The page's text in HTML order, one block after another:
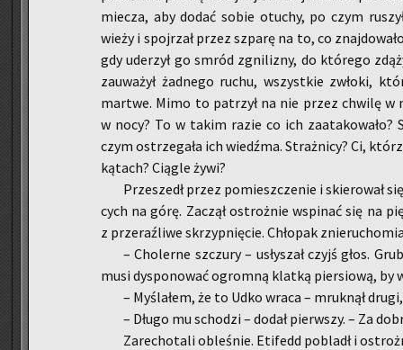
mie­cza, aby dodać sobie otu­chy, po czym
wieży i spoj­rzał przez szpa­rę na to, co
gdy ude­rzył go smród zgni­li­zny, do któ­re­go
za­uwa­żył żad­ne­go ruchu, wszyst­kie zwło­ki,
mar­twe. Mimo to pa­trzył na nie przez chwi­lę w
w nocy? To w takim razie co ich za­ata­ko­wa­ło?
czym ostrze­ga­ła ich wiedź­ma. Straż­ni­cy? Ci,
ką­tach? Cią­gle żywi?
Prze­szedł przez po­miesz­cze­nie i skie­ro­wał
cych na górę. Za­czął ostroż­nie wspi­nać się na
z prze­raź­li­we skrzyp­nię­cie. Chło­pak
– Cho­ler­ne szczu­ry – usły­szał czyjś głos.
musi dys­po­no­wać ogrom­ną klat­ką pier­sio­wą, by
– My­śla­łem, że to Udko wraca – mruk­nął
– Długo mu scho­dzi – dodał pierw­szy. – Za
Za­re­cho­ta­li ob­le­śnie. Eti­fedd po­bladł i